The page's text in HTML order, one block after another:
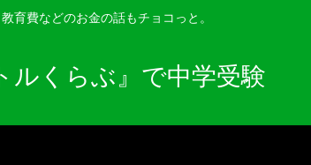
育費などのお金の話もチョコっと。
ルくらぶ』で中学受験